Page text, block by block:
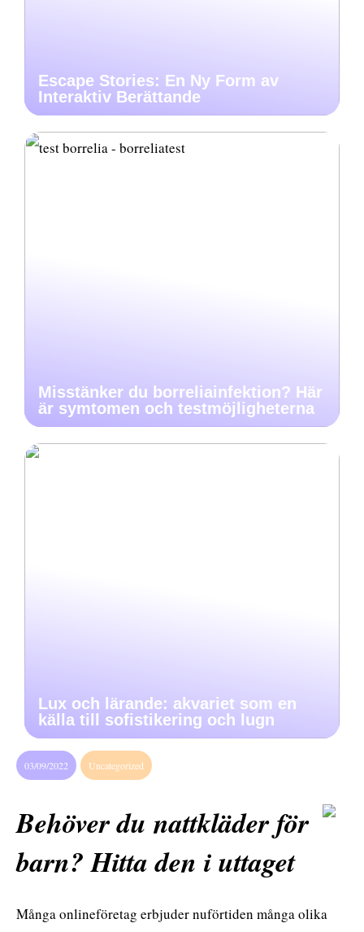
Escape Stories: En Ny Form av
Interaktiv Berättande
Misstänker du borreliainfektion? Här
är symtomen och testmöjligheterna
Lux och lärande: akvariet som en
källa till sofistikering och lugn
03/09/2022 Uncategorized
Behöver du nattkläder för
barn? Hitta den i uttaget
Många onlineföretag erbjuder nuförtiden många olika